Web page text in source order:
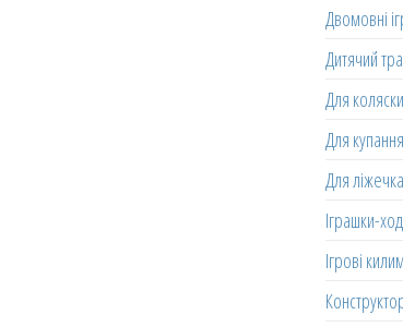
Двомовні
Дитячий
Для коляски
Для купання
Для ліжечка
Іграшки-
Ігрові